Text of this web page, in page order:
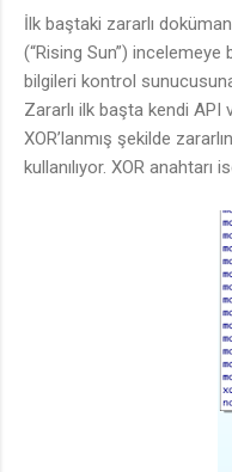
İlk baştaki zararlı doküman
(“Rising Sun”)
bilgileri kontrol
Zararlı ilk başta kendi
XOR’lanmış şekilde
kullanılıyor. XOR